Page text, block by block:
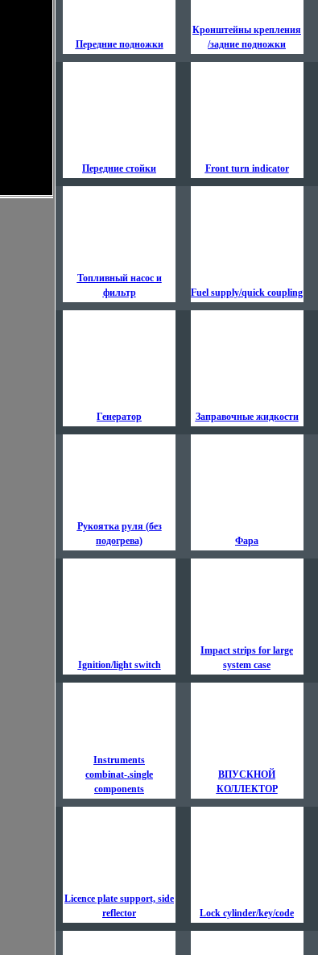
Передние подножки
Кронштейны крепления
/задние подножки
Передние стойки Front turn indicator
Топливный насос и
фильтр
Fuel supply/quick coupling
Генератор Заправочные жидкости
Рукоятка руля (без
подогрева)
Фара
Ignition/light switch
Impact strips for large
system case
Instruments
combinat-.single
components
ВПУСКНОЙ
КОЛЛЕКТОР
Licence plate support, side
reflector
Lock cylinder/key/code